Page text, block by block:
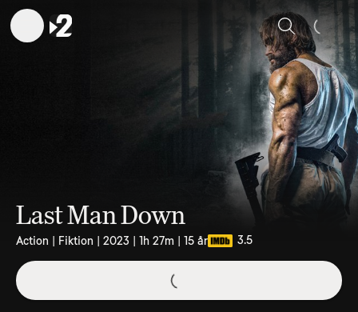
Sök
Last Man Down
Action | Fiktion | 2023 | 1h 27m | 15 år 3.5